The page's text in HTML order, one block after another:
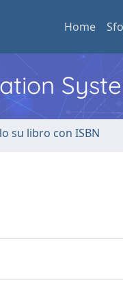
Home
su libro con ISBN